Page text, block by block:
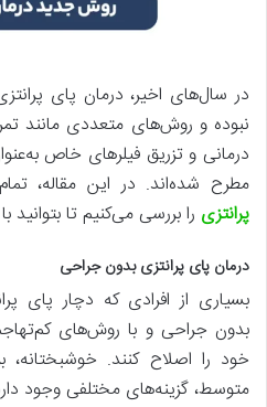
در سال‌های اخیر، درمان پای
نبوده و روش‌های متعددی مانند
درمانی و تزریق فیلرهای خاص
مطرح شده‌اند. در این مقاله، تمام
پرانتزی را بررسی می‌کنیم تا
درمان پای پرانتزی بدون جراحی
بسیاری از افرادی که دچار پای
بدون جراحی و با روش‌های
خود را اصلاح کنند. خوشبختانه،
متوسط، گزینه‌های مختلفی وجود